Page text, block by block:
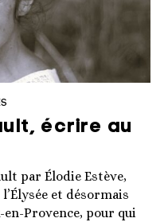
écrire au
par Élodie Estève,
et désormais
Provence, pour qui